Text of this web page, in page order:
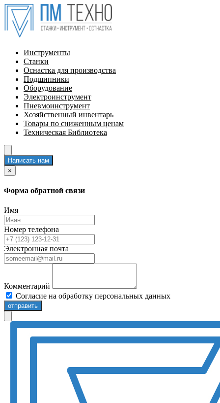
Инструменты
Станки
Оснастка для производства
Подшипники
Оборудование
Электроинструмент
Пневмоинструмент
Хозяйственный инвентарь
Товары по сниженным ценам
Техническая Библиотека
Написать нам
×
Форма обратной связи
Имя
Номер телефона
Электронная почта
Комментарий
Согласие на обработку персональных данных
отправить